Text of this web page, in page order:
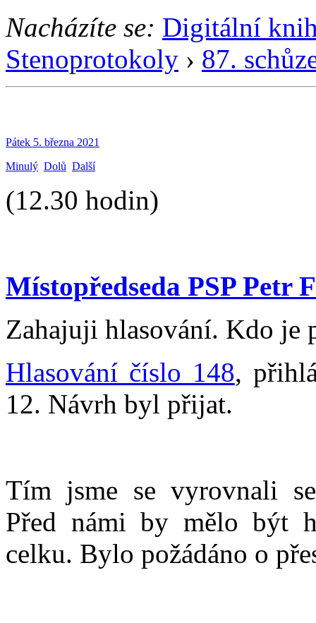
Nacházíte se: Digitální
Stenoprotokoly › 87.
Pátek 5. března 2021
Minulý Dolů Další
(12.30 hodin)
Místopředseda PSP Petr
Zahajuji hlasování. Kdo je
Hlasování číslo 148,
12. Návrh byl přijat.
Tím jsme se vyrovnali
Před námi by mělo být
celku. Bylo požádáno o